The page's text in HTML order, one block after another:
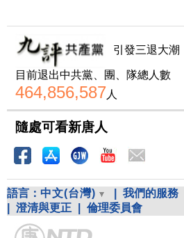
引發三退大潮
目前退出中共黨、團、隊總人數
464,856,587人
隨處可看新唐人
語言： 中文(台灣) 我們的服務
澄清與更正 倫理委員會